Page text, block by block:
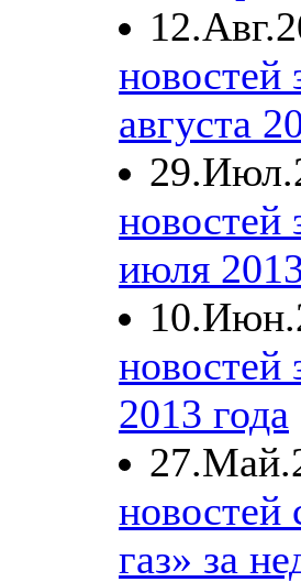
новостей
августа
новостей
июля
новостей
2013 года
газ» за